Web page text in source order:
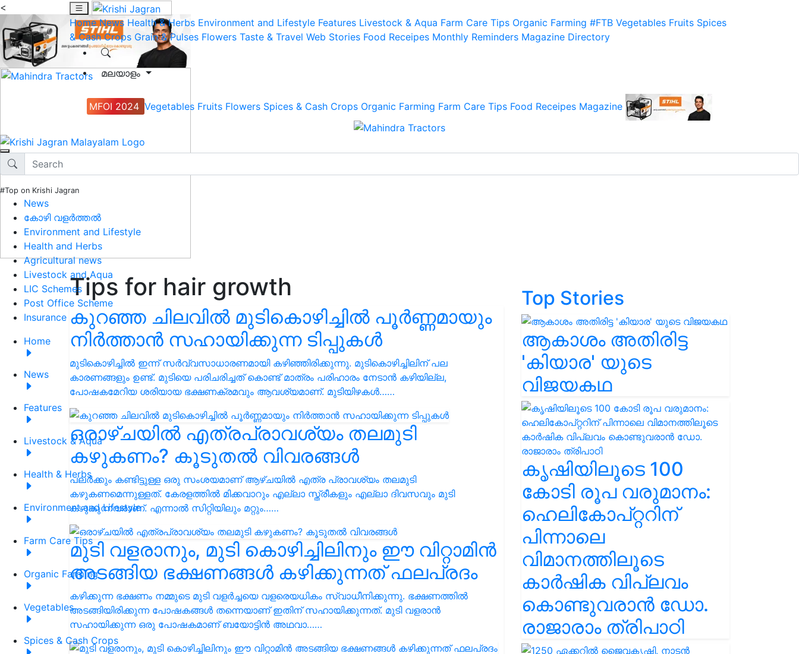
<
Home News Health & Herbs Environment and Lifestyle Features Livestock & Aqua Farm Care Tips Organic Farming #FTB Vegetables Fruits Spices
& Cash Crops Grain & Pulses Flowers Taste & Travel Web Stories Food Receipes Monthly Reminders Magazine Directory
മലയാളം
MFOI 2024 Vegetables Fruits Flowers Spices & Cash Crops Organic Farming Farm Care Tips Food Receipes Magazine
#Top on Krishi Jagran
News
കോഴി വളർത്തൽ
Environment and Lifestyle
Health and Herbs
Agricultural news
Livestock and Aqua
LIC Schemes
Post Office Scheme
Insurance
Home
News
Features
Livestock & Aqua
Health & Herbs
Environment and Lifestyle
Farm Care Tips
Organic Farming
Vegetables
Spices & Cash Crops
Tips for hair growth
കുറഞ്ഞ ചിലവിൽ മുടികൊഴിച്ചിൽ പൂർണ്ണമായും
നിർത്താൻ സഹായിക്കുന്ന ടിപ്പുകൾ
മുടികൊഴിച്ചിൽ ഇന്ന് സർവ്വസാധാരണമായി കഴിഞ്ഞിരിക്കുന്നു. മുടികൊഴിച്ചിലിന് പല
കാരണങ്ങളും ഉണ്ട്. മുടിയെ പരിചരിച്ചത് കൊണ്ട് മാത്രം പരിഹാരം നേടാൻ കഴിയില്ല,
പോഷകമേറിയ ശരിയായ ഭക്ഷണക്രമവും ആവശ്യമാണ്. മുടിയിഴകൾ……
ഒരാഴ്ചയില്‍ എത്രപ്രാവശ്യം തലമുടി
കഴുകണം? കൂടുതൽ വിവരങ്ങൾ
പലർക്കും കണ്ടിട്ടുള്ള ഒരു സംശയമാണ് ആഴ്ചയില്‍ എത്ര പ്രാവശ്യം തലമുടി
കഴുകണമെന്നുള്ളത്‌. കേരളത്തില്‍ മിക്കവാറും എല്ലാ സ്ത്രീകളും എല്ലാ ദിവസവും മുടി
കഴുകുന്നവരാണ്. എന്നാൽ സിറ്റിയിലും മറ്റും……
മുടി വളരാനും, മുടി കൊഴിച്ചിലിനും ഈ വിറ്റാമിന്‍
അടങ്ങിയ ഭക്ഷണങ്ങൾ കഴിക്കുന്നത് ഫലപ്രദം
കഴിക്കുന്ന ഭക്ഷണം നമ്മുടെ മുടി വളർച്ചയെ വളരെയധികം സ്വാധീനിക്കുന്നു. ഭക്ഷണത്തിൽ
അടങ്ങിയിരിക്കുന്ന പോഷകങ്ങൾ തന്നെയാണ് ഇതിന് സഹായിക്കുന്നത്. മുടി വളരാന്‍
സഹായിക്കുന്ന ഒരു പോഷകമാണ് ബയോട്ടിൻ അഥവാ……
Top Stories
ആകാശം അതിരിട്ട
'കിയാര' യുടെ
വിജയകഥ
കൃഷിയിലൂടെ 100
കോടി രൂപ വരുമാനം:
ഹെലികോപ്റ്ററിന്
പിന്നാലെ
വിമാനത്തിലൂടെ
കാർഷിക വിപ്ലവം
കൊണ്ടുവരാൻ ഡോ.
രാജാരാം ത്രിപാഠി